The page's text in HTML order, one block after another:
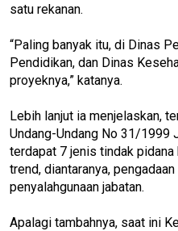
satu rekanan.
“Paling banyak itu, di Dinas
Pendidikan, dan Dinas
proyeknya,” katanya.
Lebih lanjut ia menjelaskan,
Undang-Undang No 31/1999
terdapat 7 jenis tindak
trend, diantaranya,
penyalahgunaan jabatan.
Apalagi tambahnya, saat ini